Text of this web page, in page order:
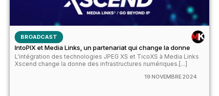
BROADCAST
IntoPIX et Media Links, un partenariat qui change la donne
L'intégration des technologies JPEG XS et TicoXS à Media Links
Xscend change la donne des infrastructures numériques.[...]
19 NOVEMBRE 2024